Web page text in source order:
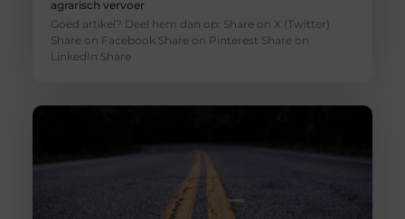
agrarisch vervoer
Goed artikel? Deel hem dan op: Share on X (Twitter)
Share on Facebook Share on Pinterest Share on
LinkedIn Share